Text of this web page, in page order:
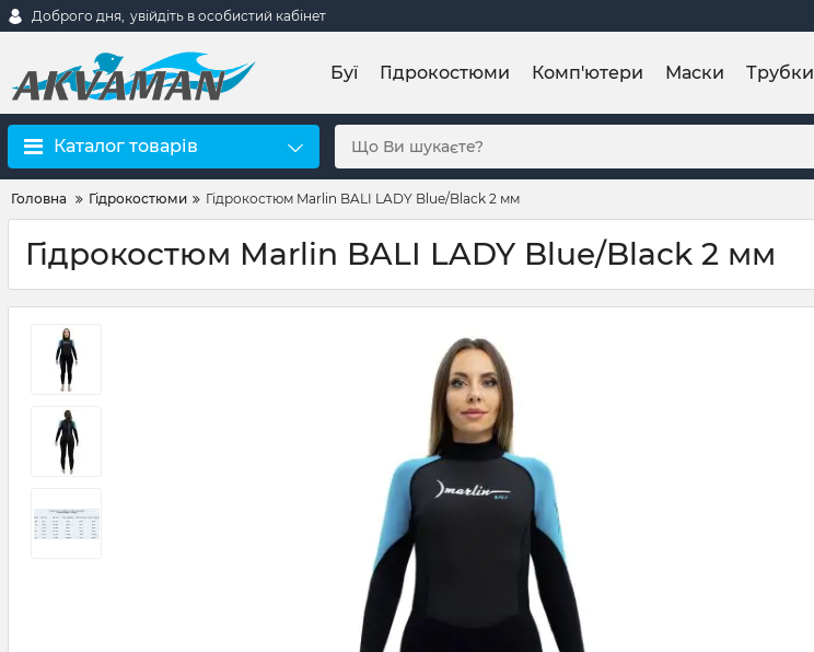
Доброго дня, увійдіть в особистий кабінет
Буї Гідрокостюми Комп'ютери Маски Трубки
Каталог товарів
Головна Гідрокостюми Гідрокостюм Marlin BALI LADY Blue/Black 2 мм
Гідрокостюм Marlin BALI LADY Blue/Black 2 мм